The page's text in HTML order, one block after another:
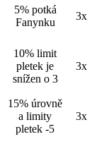
5% potká
Fanynku
3x
10% limit
pletek je
snížen o 3
3x
15% úrovně
a limity
pletek -5
3x